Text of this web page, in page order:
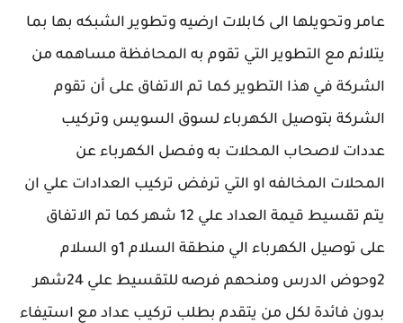
عامر وتحويلها الى كابلات ارضيه وتطوير الشبكه بها بما
يتلائم مع التطوير التي تقوم به المحافظة مساهمه من
الشركة في هذا التطوير كما تم الاتفاق على أن تقوم
الشركة بتوصيل الكهرباء لسوق السويس وتركيب
عددات لاصحاب المحلات به وفصل الكهرباء عن
المحلات المخالفه او التي ترفض تركيب العدادات علي ان
يتم تقسيط قيمة العداد علي 12 شهر كما تم الاتفاق
على توصيل الكهرباء الي منطقة السلام 1و السلام
2وحوض الدرس ومنحهم فرصه للتقسيط علي 24شهر
بدون فائدة لكل من يتقدم بطلب تركيب عداد مع استيفاء